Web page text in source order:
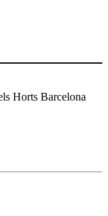
Horts Barcelona